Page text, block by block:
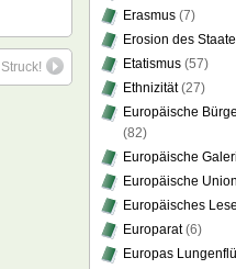
Erasmus (7)
Erosion des
Etatismus (57)
Ethnizität(27)
Europäische
(82)
Europäische
Europäische Union
Europäisches
Europarat(6)
Europas